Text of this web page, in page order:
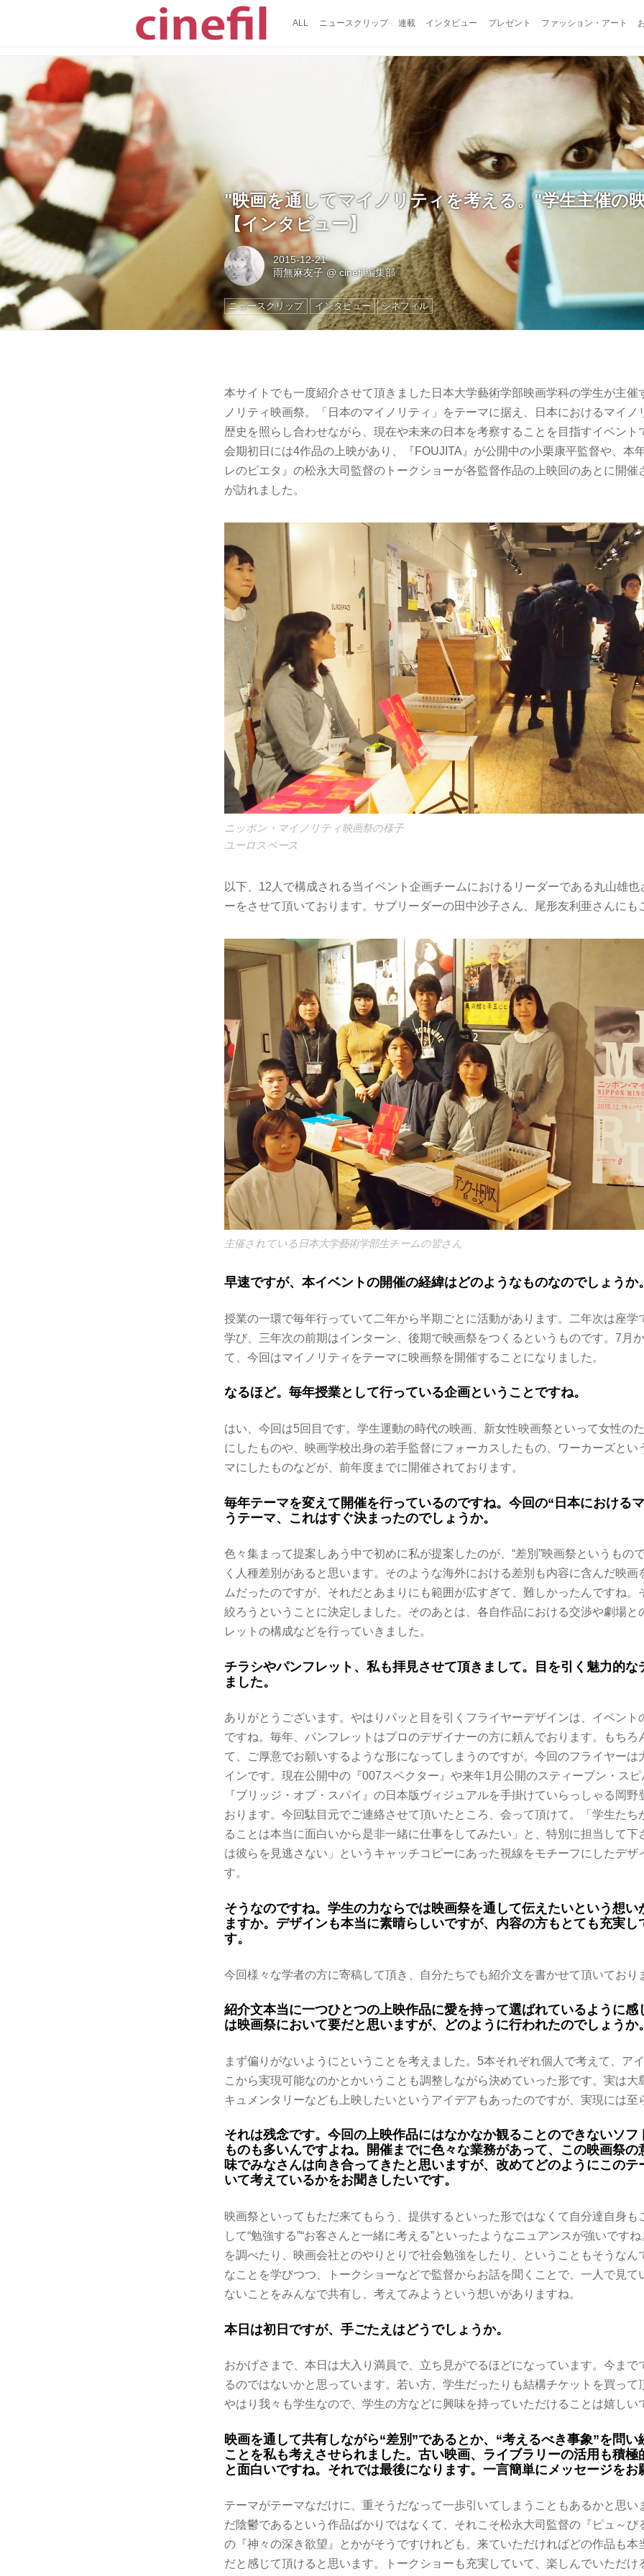
ALL ニュースクリップ 連載 インタビュー プレゼント ファッション・アート
"映画を通してマイノリティを考える。"学生主催の
【インタビュー】
2015-12-21
雨無麻友子 @cinefil編集部
ニュースクリップ インタビュー シネフィル
本サイトでも一度紹介させて頂きました日本大学藝術学部映画学科の学生が主催
ノリティ映画祭。「日本のマイノリティ」をテーマに据え、日本におけるマイノ
歴史を照らし合わせながら、現在や未来の日本を考察することを目指すイベント
会期初日には4作品の上映があり、『FOUJITA』が公開中の小栗康平監督や、本
レのピエタ』の松永大司監督のトークショーが各監督作品の上映回のあとに開催
が訪れました。
ニッポン・マイノリティ映画祭の様子
ユーロスペース
以下、12人で構成される当イベント企画チームにおけるリーダーである丸山雄
ーをさせて頂いております。サブリーダーの田中沙子さん、尾形友利亜さんにも
主催されている日本大学藝術学部生チームの皆さん
早速ですが、本イベントの開催の経緯はどのようなものなのでしょうか
授業の一環で毎年行っていて二年から半期ごとに活動があります。二年次は座学
学び、三年次の前期はインターン、後期で映画祭をつくるというものです。7月
て、今回はマイノリティをテーマに映画祭を開催することになりました。
なるほど。毎年授業として行っている企画ということですね。
はい、今回は5回目です。学生運動の時代の映画、新女性映画祭といって女性の
にしたものや、映画学校出身の若手監督にフォーカスしたもの、ワーカーズとい
マにしたものなどが、前年度までに開催されております。
毎年テーマを変えて開催を行っているのですね。今回の“日本における
うテーマ、これはすぐ決まったのでしょうか。
色々集まって提案しあう中で初めに私が提案したのが、“差別”映画祭というもの
く人種差別があると思います。そのような海外における差別も内容に含んだ映画
ムだったのですが、それだとあまりにも範囲が広すぎて、難しかったんですね。
絞ろうということに決定しました。そのあとは、各自作品における交渉や劇場と
レットの構成などを行っていきました。
チラシやパンフレット、私も拝見させて頂きまして。目を引く魅力的な
ました。
ありがとうございます。やはりパッと目を引くフライヤーデザインは、イベント
ですね。毎年、パンフレットはプロのデザイナーの方に頼んでおります。もちろ
て、ご厚意でお願いするような形になってしまうのですが。今回のフライヤーは
インです。現在公開中の『007スペクター』や来年1月公開のスティーブン・ス
『ブリッジ・オブ・スパイ』の日本版ヴィジュアルを手掛けていらっしゃる岡野
おります。今回駄目元でご連絡させて頂いたところ、会って頂けて。「学生たち
ることは本当に面白いから是非一緒に仕事をしてみたい」と、特別に担当して下
は彼らを見逃さない」というキャッチコピーにあった視線をモチーフにしたデザ
す。
そうなのですね。学生の力ならでは映画祭を通して伝えたいという想い
ますか。デザインも本当に素晴らしいですが、内容の方もとても充実し
す。
今回様々な学者の方に寄稿して頂き、自分たちでも紹介文を書かせて頂いており
紹介文本当に一つひとつの上映作品に愛を持って選ばれているように感
は映画祭において要だと思いますが、どのように行われたのでしょうか
まず偏りがないようにということを考えました。5本それぞれ個人で考えて、ア
こから実現可能なのかとかいうことも調整しながら決めていった形です。実は大
キュメンタリーなども上映したいというアイデアもあったのですが、実現には至
それは残念です。今回の上映作品にはなかなか観ることのできないソフ
ものも多いんですよね。開催までに色々な業務があって、この映画祭の
味でみなさんは向き合ってきたと思いますが、改めてどのようにこのテ
いて考えているかをお聞きしたいです。
映画祭といってもただ来てもらう、提供するといった形ではなくて自分達自身も
して“勉強する”“お客さんと一緒に考える”といったようなニュアンスが強いです
を調べたり、映画会社とのやりとりで社会勉強をしたり、ということもそうなん
なことを学びつつ、トークショーなどで監督からお話を聞くことで、一人で見て
ないことをみんなで共有し、考えてみようという想いがありますね。
本日は初日ですが、手ごたえはどうでしょうか。
おかげさまで、本日は大入り満員で、立ち見がでるほどになっています。今まで
るのではないかと思っています。若い方、学生だったりも結構チケットを買って
やはり我々も学生なので、学生の方などに興味を持っていただけることは嬉しい
映画を通して共有しながら“差別”であるとか、“考えるべき事象”を問い
ことを私も考えさせられました。古い映画、ライブラリーの活用も積極
と面白いですね。それでは最後になります。一言簡単にメッセージをお
テーマがテーマなだけに、重そうだなって一歩引いてしまうこともあるかと思い
だ陰鬱であるという作品ばかりではなくて、それこそ松永大司監督の『ピュ～ぴ
の『神々の深き欲望』とかがそうですけれども、来ていただければどの作品も本
だと感じて頂けると思います。トークショーも充実していて、楽しんでいただけ